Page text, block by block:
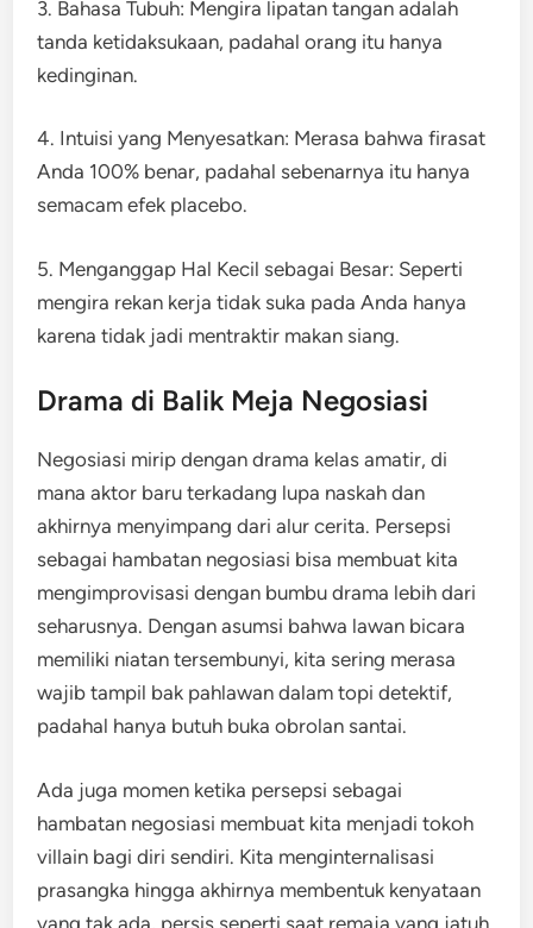
3. Bahasa Tubuh: Mengira lipatan tangan adalah
tanda ketidaksukaan, padahal orang itu hanya
kedinginan.
4. Intuisi yang Menyesatkan: Merasa bahwa firasat
Anda 100% benar, padahal sebenarnya itu hanya
semacam efek placebo.
5. Menganggap Hal Kecil sebagai Besar: Seperti
mengira rekan kerja tidak suka pada Anda hanya
karena tidak jadi mentraktir makan siang.
Drama di Balik Meja Negosiasi
Negosiasi mirip dengan drama kelas amatir, di
mana aktor baru terkadang lupa naskah dan
akhirnya menyimpang dari alur cerita. Persepsi
sebagai hambatan negosiasi bisa membuat kita
mengimprovisasi dengan bumbu drama lebih dari
seharusnya. Dengan asumsi bahwa lawan bicara
memiliki niatan tersembunyi, kita sering merasa
wajib tampil bak pahlawan dalam topi detektif,
padahal hanya butuh buka obrolan santai.
Ada juga momen ketika persepsi sebagai
hambatan negosiasi membuat kita menjadi tokoh
villain bagi diri sendiri. Kita menginternalisasi
prasangka hingga akhirnya membentuk kenyataan
yang tak ada, persis seperti saat remaja yang jatuh